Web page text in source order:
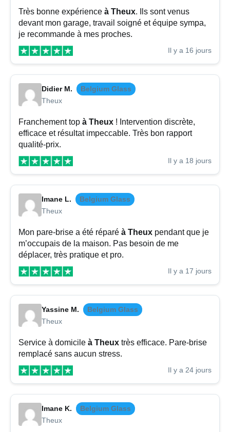
Très bonne expérience à Theux. Ils sont venus
devant mon garage, travail soigné et équipe sympa,
je recommande à mes proches.
Il y a 16 jours
Didier M.
Belgium Glass
Theux
Franchement top à Theux ! Intervention discrète,
efficace et résultat impeccable. Très bon rapport
qualité-prix.
Il y a 18 jours
Imane L.
Belgium Glass
Theux
Mon pare-brise a été réparé à Theux pendant que je
m’occupais de la maison. Pas besoin de me
déplacer, très pratique et pro.
Il y a 17 jours
Yassine M.
Belgium Glass
Theux
Service à domicile à Theux très efficace. Pare-brise
remplacé sans aucun stress.
Il y a 24 jours
Imane K.
Belgium Glass
Theux